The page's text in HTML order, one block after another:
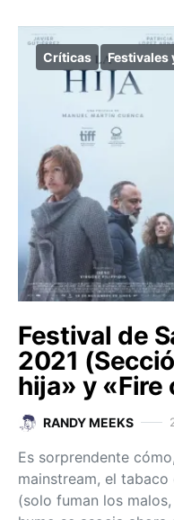
Críticas Festivales
Festival de
2021
hija» y «Fire
RANDY MEEKS
Es sorprendente
mainstream, el
(solo fuman los